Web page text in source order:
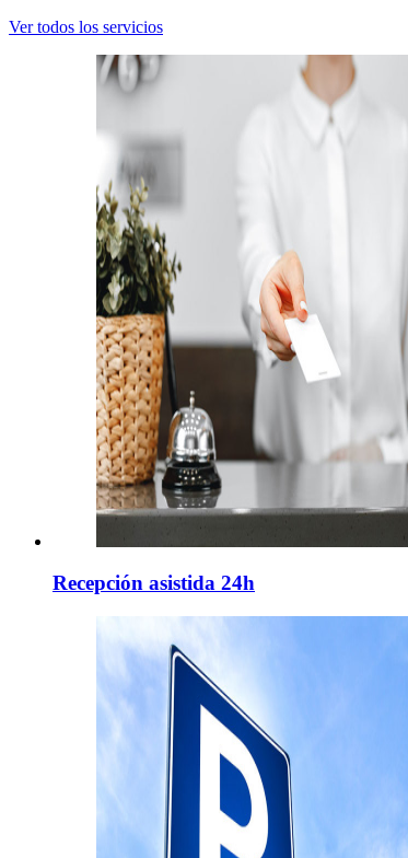
Ver todos los servicios
Recepción asistida 24h